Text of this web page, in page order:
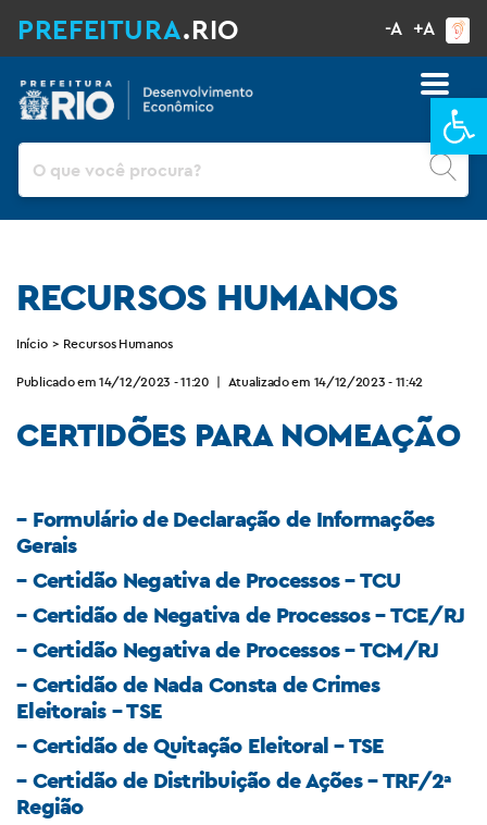
PREFEITURA.RIO -A +A
Pesquisar
RECURSOS HUMANOS
Início > Recursos Humanos
Publicado em 14/12/2023 - 11:20 | Atualizado em 14/12/2023 - 11:42
CERTIDÕES PARA NOMEAÇÃO
– Formulário de Declaração de Informações
Gerais
–Certidão Negativa de Processos – TCU
– Certidão de Negativa de Processos – TCE/RJ
– Certidão Negativa de Processos – TCM/RJ
– Certidão de Nada Consta de Crimes
Eleitorais – TSE
– Certidão de Quitação Eleitoral – TSE
– Certidão de Distribuição de Ações – TRF/2ª
Região